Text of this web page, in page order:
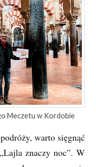
Meczetu w Kordobie
warto sięgnąć
znaczy noc”. W